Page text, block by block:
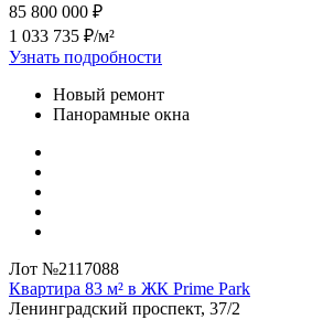
85 800 000 ₽
1 033 735 ₽/м²
Узнать подробности
Новый ремонт
Панорамные окна
Лот №2117088
Квартира 83 м² в ЖК Prime Park
Ленинградский проспект, 37/2